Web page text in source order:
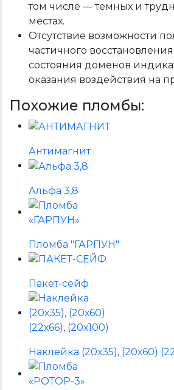
том числе — темных и
местах.
Отсутствие возможности
частичного
состояния доменов
оказания воздействия на
Похожие пломбы:
Антимагнит
Альфа 3,8
Пломба "ГАРПУН"
Пакет-сейф
Наклейка (20х35), (20х60)